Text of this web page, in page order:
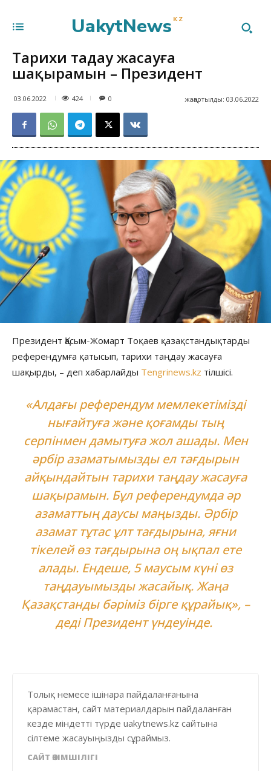
UakytNews KZ
Тарихи таңдау жасауға
шақырамын – Президент
03.06.2022 424 жаңартылды: 03.06.2022
0
Президент Қасым-Жомарт Тоқаев қазақстандықтарды
референдумға қатысып, тарихи таңдау жасауға
шақырды, – деп хабарлайды Tengrinews.kz тілшісі.
«Алдағы референдум мемлекетімізді
нығайтуға және қоғамды тың
серпінмен дамытуға жол ашады. Мен
әрбір азаматымызды ел тағдырын
айқындайтын тарихи таңдау жасауға
шақырамын. Бұл референдумда әр
азаматтың даусы маңызды. Әрбір
азамат тұтас ұлт тағдырына, яғни
тікелей өз тағдырына оң ықпал ете
алады. Ендеше, 5 маусым күні өз
таңдауымызды жасайық. Жаңа
Қазақстанды бәріміз бірге құрайық», –
деді Президент үндеуінде.
Толық немесе ішінара пайдаланғанына
қарамастан, сайт материалдарын пайдаланған
кезде міндетті түрде uakytnews.kz сайтына
сілтеме жасауыңызды сұраймыз.
САЙТ ӘКІМШІЛІГІ